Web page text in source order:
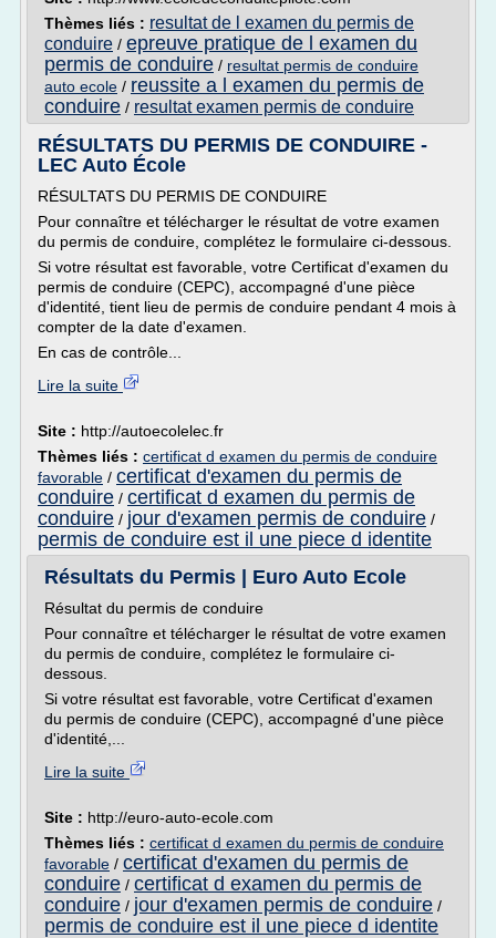
Thèmes liés : resultat de l examen du permis de
conduire / epreuve pratique de l examen du
permis de conduire / resultat permis de conduire
auto ecole / reussite a l examen du permis de
conduire / resultat examen permis de conduire
RÉSULTATS DU PERMIS DE CONDUIRE -
LEC Auto École
RÉSULTATS DU PERMIS DE CONDUIRE
Pour connaître et télécharger le résultat de votre examen
du permis de conduire, complétez le formulaire ci-dessous.
Si votre résultat est favorable, votre Certificat d'examen du
permis de conduire (CEPC), accompagné d'une pièce
d'identité, tient lieu de permis de conduire pendant 4 mois à
compter de la date d'examen.
En cas de contrôle...
Lire la suite
Site : http://autoecolelec.fr
Thèmes liés : certificat d examen du permis de conduire
favorable / certificat d'examen du permis de
conduire / certificat d examen du permis de
conduire / jour d'examen permis de conduire /
permis de conduire est il une piece d identite
Résultats du Permis | Euro Auto Ecole
Résultat du permis de conduire
Pour connaître et télécharger le résultat de votre examen
du permis de conduire, complétez le formulaire ci-
dessous.
Si votre résultat est favorable, votre Certificat d'examen
du permis de conduire (CEPC), accompagné d'une pièce
d'identité,...
Lire la suite
Site : http://euro-auto-ecole.com
Thèmes liés : certificat d examen du permis de conduire
favorable / certificat d'examen du permis de
conduire / certificat d examen du permis de
conduire / jour d'examen permis de conduire /
permis de conduire est il une piece d identite